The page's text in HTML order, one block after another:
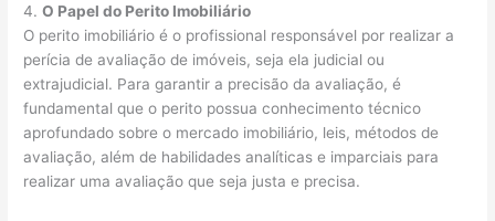
4.O Papel do Perito Imobiliário
O perito imobiliário é o profissional responsável por realizar a
perícia de avaliação de imóveis, seja ela judicial ou
extrajudicial. Para garantir a precisão da avaliação, é
fundamental que o perito possua conhecimento técnico
aprofundado sobre o mercado imobiliário, leis, métodos de
avaliação, além de habilidades analíticas e imparciais para
realizar uma avaliação que seja justa e precisa.